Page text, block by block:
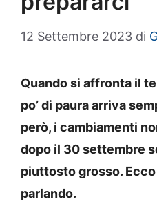
12 Settembre 2023 di
Quando si affronta il
po’ di paura arriva
però, i cambiamenti
dopo il 30 settembre
piuttosto grosso.
parlando.